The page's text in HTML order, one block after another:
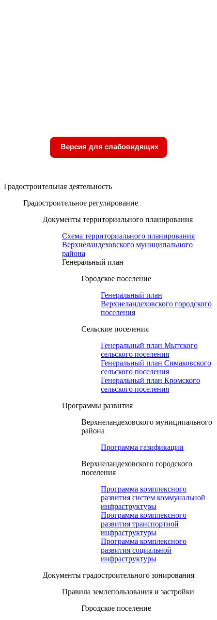
Версия для слабовидящих
Градостроительная деятельность
Градостроительное регулирование
Документы территориального планирования
Схема территориального планирования
Верхнеландеховского муниципального
района
Генеральный план
Городское поселение
Генеральный план
Верхнеландеховского городского
поселения
Сельские поселения
Генеральный план Мытского
сельского поселения
Генеральный план Симаковского
сельского поселения
Генеральный план Кромского
сельского поселения
Программы развития
Верхнеландеховского муниципального
района
Программа газификации
Верхнеландеховского городского
поселения
Программа комплексного
развития систем коммунальной
инфраструктуры
Программа комплексного
развития транспортной
инфраструктуры
Программа комплексного
развития социальной
инфраструктуры
Документы градостроительного зонирования
Правила землепользования и застройки
Городское поселение